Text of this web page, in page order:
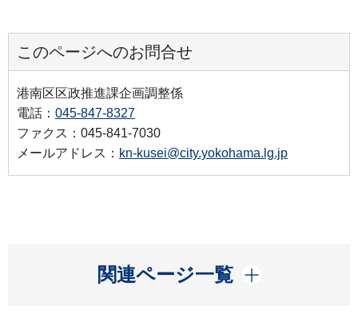
このページへのお問合せ
港南区区政推進課企画調整係
電話： 045-847-8327
ファクス：045-841-7030
メールアドレス： kn-kusei@city.yokohama.lg.jp
関連ページ一覧
開く